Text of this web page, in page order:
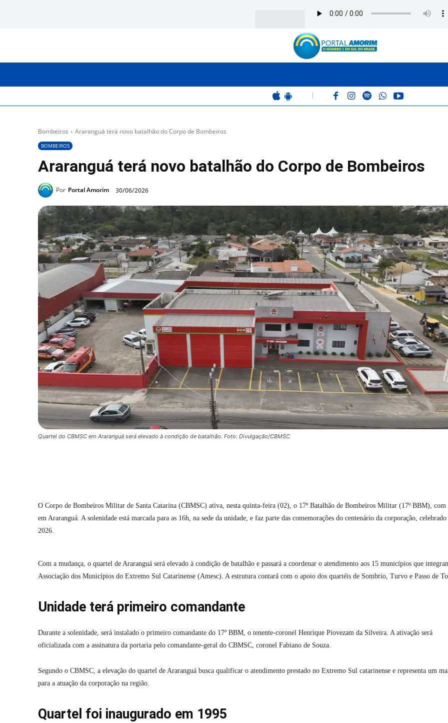
Bombeiros Araranguá terá novo batalhão do Corpo de Bombeiros
BOMBEIROS
Araranguá terá novo batalhão do Corpo de Bombeiros
Por Portal Amorim 30/06/2026
Quartel do CBMSC em Araranguá será elevado à condição de batalhão. Foto: Divulgação/CBMSC
O Corpo de Bombeiros Militar de Santa Catarina (CBMSC) ativa, nesta quinta-feira (02), o 17º Batalhão de Bombeiros Militar (17º BBM), com
em Araranguá. A solenidade está marcada para as 16h, na sede da unidade, e faz parte das comemorações do centenário da corporação, celebrado
2026.
Com a mudança, o quartel de Araranguá será elevado à condição de batalhão e passará a coordenar o atendimento aos 15 municípios que
Associação dos Municípios do Extremo Sul Catarinense (Amesc). A estrutura contará com o apoio dos quartéis de Sombrio, Turvo e Passo de
Unidade terá primeiro comandante
Durante a solenidade, será instalado o primeiro comandante do 17º BBM, o tenente-coronel Henrique Piovezam da Silveira. A ativação será
oficializada com a assinatura da portaria pelo comandante-geral do CBMSC, coronel Fabiano de Souza.
Segundo o CBMSC, a elevação do quartel de Araranguá busca qualificar o atendimento prestado no Extremo Sul catarinense e representa um
para a atuação da corporação na região.
Quartel foi inaugurado em 1995